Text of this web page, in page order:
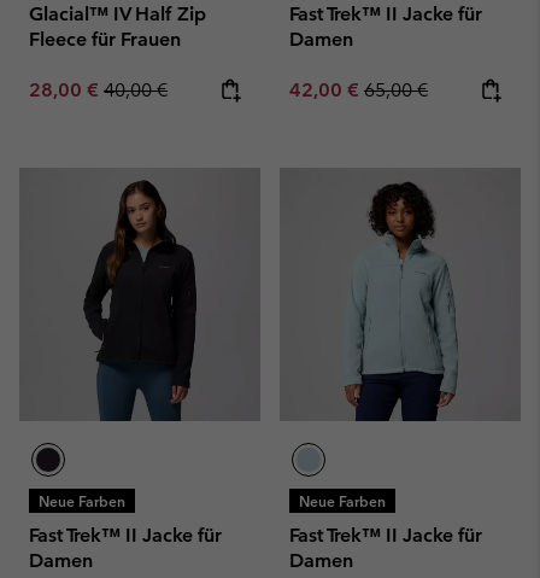
Glacial™ IV Half Zip
Fleece für Frauen
Sale price:
28,00 € Regular price:
40,00 €
Fast Trek™ II Jacke für
Damen
Sale price:
42,00 € Regular price:
65,00 €
Neue Farben
Fast Trek™ II Jacke für
Damen
Neue Farben
Fast Trek™ II Jacke für
Damen